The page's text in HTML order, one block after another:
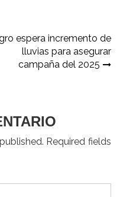
espera incremento de
lluvias para asegurar
campaña del 2025
Required fields